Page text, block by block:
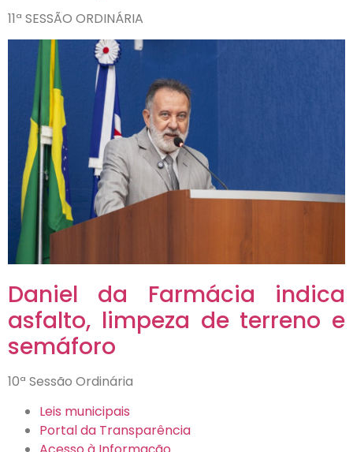
11ª SESSÃO ORDINÁRIA
Daniel da Farmácia indica
asfalto, limpeza de terreno e
semáforo
10ª Sessão Ordinária
Leis municipais
Portal da Transparência